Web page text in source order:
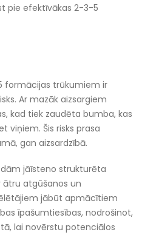
pie efektīvākas 2-3-5
formācijas trūkumiem ir
Ar mazāk aizsargiem
kad tiek zaudēta bumba, kas
viņiem. Šis risks prasa
gan aizsardzībā.
jāīsteno strukturēta
ātru atgūšanos un
jābūt apmācītiem
īpašumtiesības, nodrošinot,
lai novērstu potenciālos